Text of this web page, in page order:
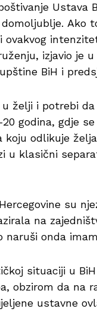
Ustava
Ako
ovakvog
izjavio je
BiH i
želji i potrebi
godina, gdje
odlikuje
u klasični
su
na
onda
situaciji u
obzirom da na
ustavne